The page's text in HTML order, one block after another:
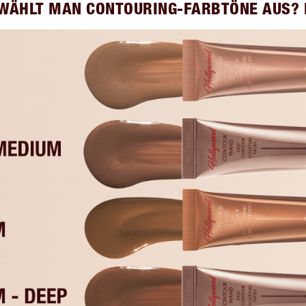
MAN CONTOURING-FARBTÖNE AUS?